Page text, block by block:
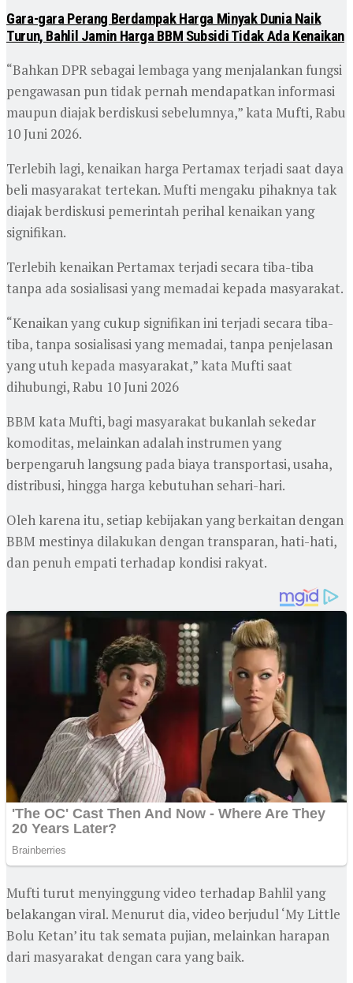
Gara-gara Perang Berdampak Harga Minyak Dunia Naik
Turun, Bahlil Jamin Harga BBM Subsidi Tidak Ada Kenaikan
“Bahkan DPR sebagai lembaga yang menjalankan fungsi
pengawasan pun tidak pernah mendapatkan informasi
maupun diajak berdiskusi sebelumnya,” kata Mufti, Rabu
10 Juni 2026.
Terlebih lagi, kenaikan harga Pertamax terjadi saat daya
beli masyarakat tertekan. Mufti mengaku pihaknya tak
diajak berdiskusi pemerintah perihal kenaikan yang
signifikan.
Terlebih kenaikan Pertamax terjadi secara tiba-tiba
tanpa ada sosialisasi yang memadai kepada masyarakat.
“Kenaikan yang cukup signifikan ini terjadi secara tiba-
tiba, tanpa sosialisasi yang memadai, tanpa penjelasan
yang utuh kepada masyarakat,” kata Mufti saat
dihubungi, Rabu 10 Juni 2026
BBM kata Mufti, bagi masyarakat bukanlah sekedar
komoditas, melainkan adalah instrumen yang
berpengaruh langsung pada biaya transportasi, usaha,
distribusi, hingga harga kebutuhan sehari-hari.
Oleh karena itu, setiap kebijakan yang berkaitan dengan
BBM mestinya dilakukan dengan transparan, hati-hati,
dan penuh empati terhadap kondisi rakyat.
Mufti turut menyinggung video terhadap Bahlil yang
belakangan viral. Menurut dia, video berjudul ‘My Little
Bolu Ketan’ itu tak semata pujian, melainkan harapan
dari masyarakat dengan cara yang baik.